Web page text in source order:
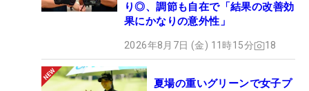
り◎、調節も自在で「結果の改善効
果にかなりの意外性」
2026年8月7日 (金) 11時15分 18
夏場の重いグリーンで女子プ